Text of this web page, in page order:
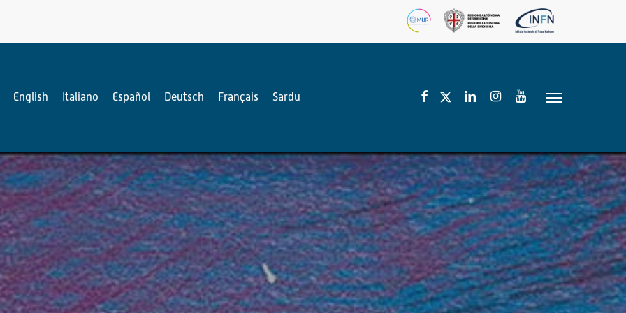
English
Italiano Español Deutsch Français Sardu facebooktwitterlinkedininstagramyoutubeMenu